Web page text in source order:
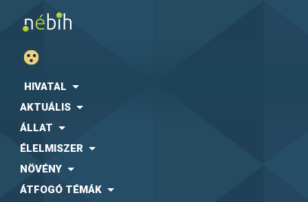
HIVATAL
AKTUÁLIS
ÁLLAT
ÉLELMISZER
NÖVÉNY
ÁTFOGÓ TÉMÁK